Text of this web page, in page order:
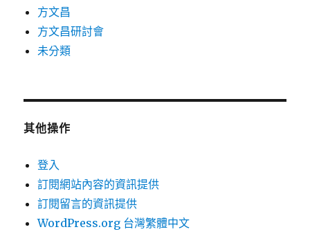
方文昌
方文昌研討會
未分類
其他操作
登入
訂閱網站內容的資訊提供
訂閱留言的資訊提供
WordPress.org 台灣繁體中文